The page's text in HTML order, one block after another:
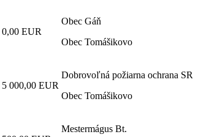
0,00 EUR
Obec Gáň
Obec Tomášikovo
5 000,00 EUR
Dobrovoľná požiarna ochrana SR
Obec Tomášikovo
Mestermágus Bt.